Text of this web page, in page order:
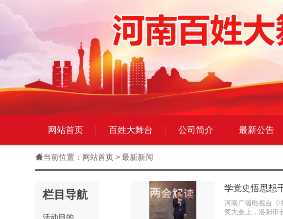
网站首页 百姓大舞台 公司简介 最新公告
当前位置： 网站首页 > 最新新闻
栏目导航
活动目的
学党史悟思想
河南广播电视台《
奖大会上，洛阳市